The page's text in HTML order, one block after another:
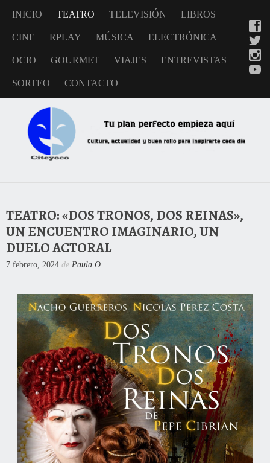
INICIO TEATRO TELEVISIÓN LIBROS
CINE RPLAY MÚSICA ELECTRÓNICA
OCIO GOURMET VIAJES ENTREVISTAS
SORTEO CONTACTO
TEATRO: «DOS TRONOS, DOS REINAS»,
UN ENCUENTRO IMAGINARIO, UN
DUELO ACTORAL
7 febrero, 2024 de Paula O.